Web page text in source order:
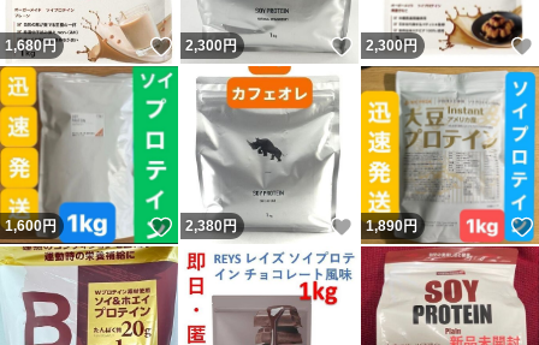
1,680円 いいね！
2,300円 いいね！
2,300円
1,600円 いいね！
2,380円 いいね！
1,890円